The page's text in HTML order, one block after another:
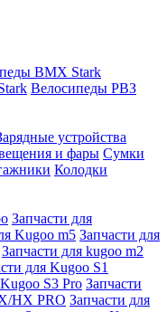
BMX Stark
Велосипеды РВЗ
устройства
и фары Сумки
Колодки
Запчасти для
Kugoo m5 Запчасти для
Запчасти для kugoo m2
для Kugoo S1
S3 Pro Запчасти
HX PRO Запчасти для